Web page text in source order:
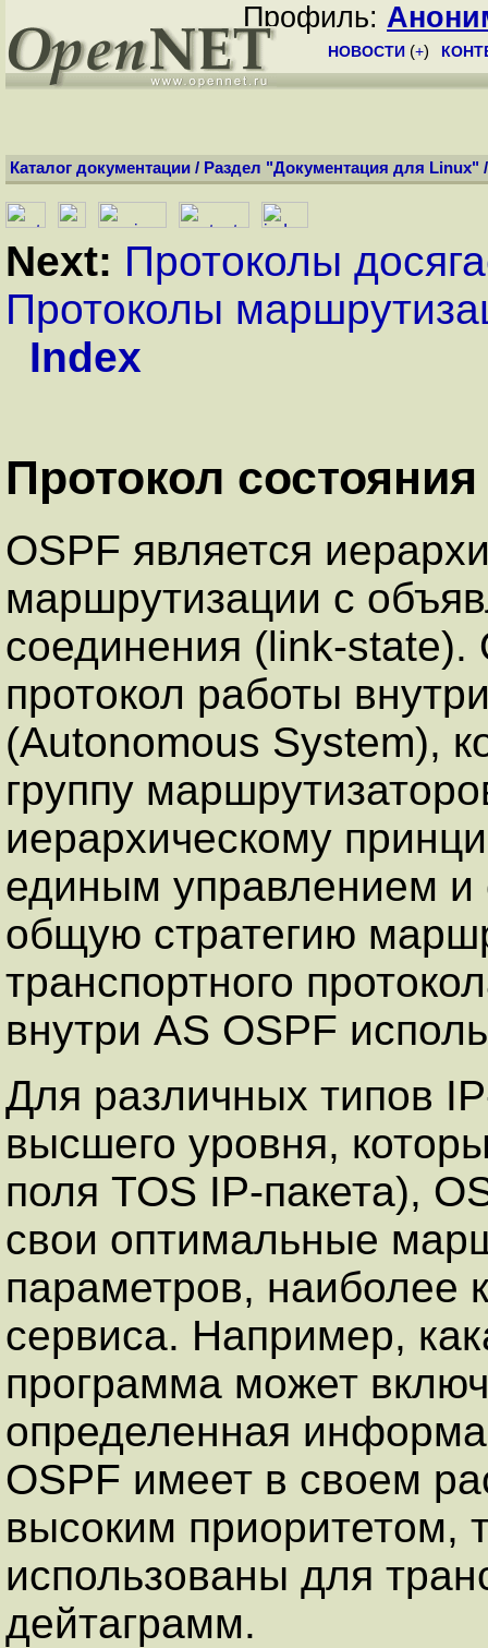
Профиль:
НОВОСТИ (+)
Каталог документации / Раздел "Документация для Linux"
Next: Протоколы
Протоколы
Index
Протокол
OSPF является
маршрутизации с
соединения (link-state).
протокол работы
(Autonomous System),
группу
иерархическому
единым управлением и
общую стратегию
транспортного
внутри AS OSPF
Для различных типов
высшего уровня,
поля TOS IP-пакета),
свои оптимальные
параметров, наиболее
сервиса. Например,
программа может
определенная
OSPF имеет в своем
высоким приоритетом,
использованы для
дейтаграмм.